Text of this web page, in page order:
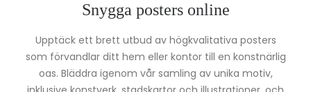
Snygga posters online
Upptäck ett brett utbud av högkvalitativa posters
som förvandlar ditt hem eller kontor till en konstnärlig
oas. Bläddra igenom vår samling av unika motiv,